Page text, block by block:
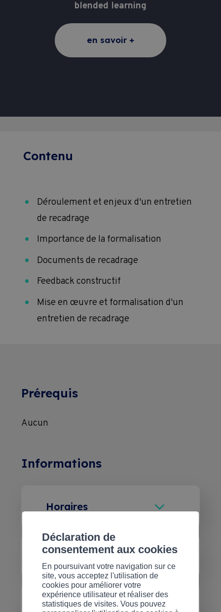
blended learning
en savoir +
Contenu
Déroulement et enjeux d'un entretien
de recadrage
Importance de la formalisation
Documents de recadrage
Feedback constructif
Mise en œuvre et formalisation d'un
entretien de recadrage
Informations
Attestation
Horaires
Cette formation est incluse dans
un des Pass Formations, lesquels
sont accessibles dès CHF
799.00/an. Plus d’informations
Accessibilité
Nous faisons tout notre possible
pour que nos formations soient
accessibles à tous. Certaines de
Prérequis
Aucun
Déclaration de
consentement aux cookies
En poursuivant votre navigation sur ce
site, vous acceptez l'utilisation de
cookies pour améliorer votre
expérience utilisateur et réaliser des
statistiques de visites. Vous pouvez